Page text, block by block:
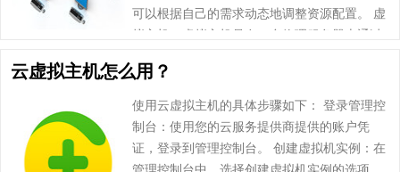
可以根据自己的需求动态地调整资源配置。 虚
拟主机：虚拟主机是在一台物理服务器上通过
拟主机……
云虚拟主机怎么用？
使用云虚拟主机的具体步骤如下： 登录管理控
制台：使用您的云服务提供商提供的账户凭
证，登录到管理控制台。 创建虚拟机实例：在